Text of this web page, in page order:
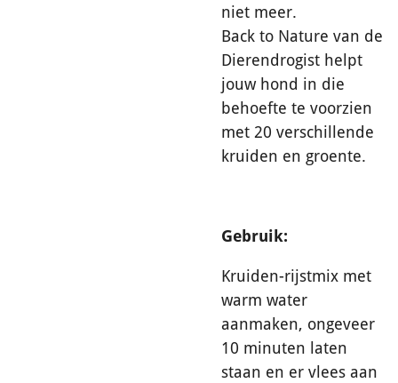
niet meer.
Back to Nature van de
Dierendrogist helpt
jouw hond in die
behoefte te voorzien
met 20 verschillende
kruiden en groente.
Gebruik:
Kruiden-rijstmix met
warm water
aanmaken, ongeveer
10 minuten laten
staan en er vlees aan